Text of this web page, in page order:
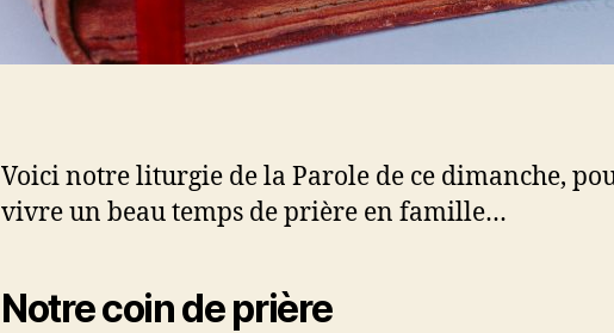
Voici notre liturgie de la Parole de ce dimanche,
vivre un beau temps de prière en famille…
Notre coin de prière